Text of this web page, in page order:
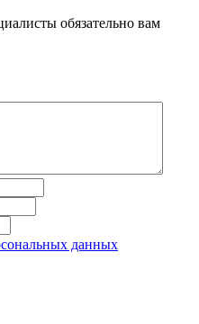
обязательно вам
данных